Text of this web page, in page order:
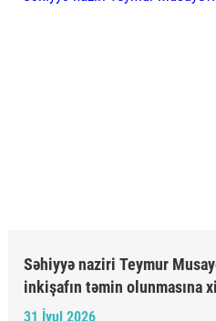
Səhiyyə naziri Teymur
inkişafın təmin olunmasına
31 İyul 2026